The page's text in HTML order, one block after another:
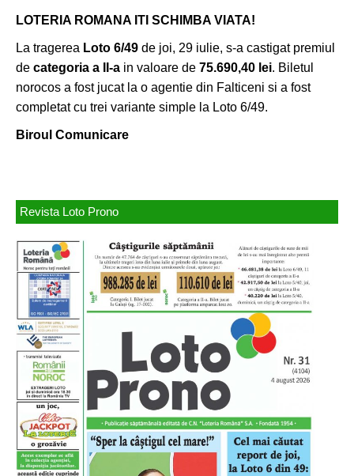
LOTERIA ROMANA ITI SCHIMBA VIATA!
La tragerea Loto 6/49 de joi, 29 iulie, s-a castigat premiul
de categoria a II-a in valoare de 75.690,40 lei. Biletul
norocos a fost jucat la o agentie din Falticeni si a fost
completat cu trei variante simple la Loto 6/49.
Biroul Comunicare
Revista Loto Prono